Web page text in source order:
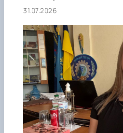
31.07.2026